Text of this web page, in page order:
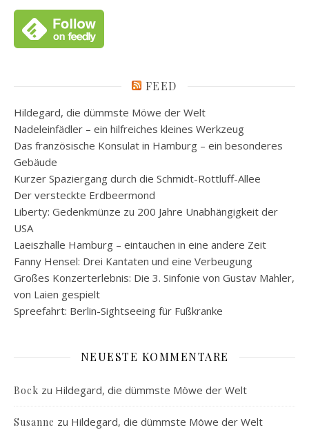
FEED
Hildegard, die dümmste Möwe der Welt
Nadeleinfädler – ein hilfreiches kleines Werkzeug
Das französische Konsulat in Hamburg – ein besonderes
Gebäude
Kurzer Spaziergang durch die Schmidt-Rottluff-Allee
Der versteckte Erdbeermond
Liberty: Gedenkmünze zu 200 Jahre Unabhängigkeit der
USA
Laeiszhalle Hamburg – eintauchen in eine andere Zeit
Fanny Hensel: Drei Kantaten und eine Verbeugung
Großes Konzerterlebnis: Die 3. Sinfonie von Gustav Mahler,
von Laien gespielt
Spreefahrt: Berlin-Sightseeing für Fußkranke
NEUESTE KOMMENTARE
Bock zu Hildegard, die dümmste Möwe der Welt
Susanne zu Hildegard, die dümmste Möwe der Welt